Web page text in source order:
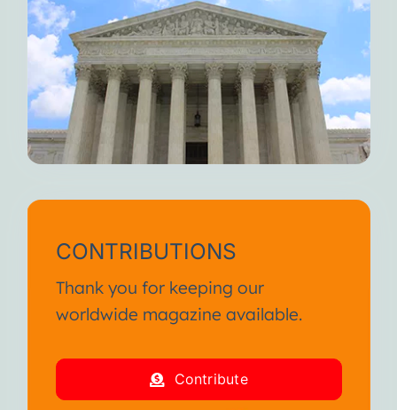
CONTRIBUTIONS
Thank you for keeping our
worldwide magazine available.
Contribute